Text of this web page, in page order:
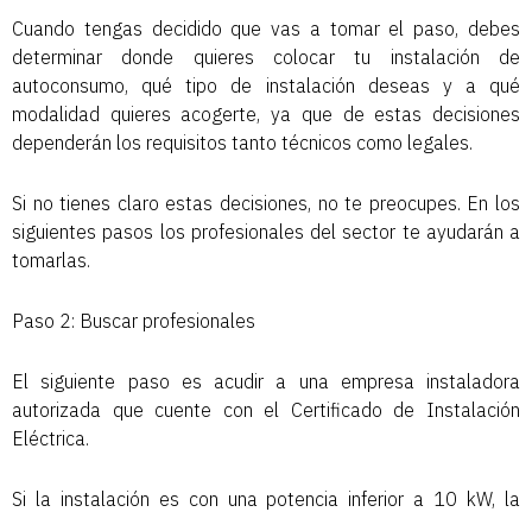
Cuando tengas decidido que vas a tomar el paso, debes
determinar donde quieres colocar tu instalación de
autoconsumo, qué tipo de instalación deseas y a qué
modalidad quieres acogerte, ya que de estas decisiones
dependerán los requisitos tanto técnicos como legales.
Si no tienes claro estas decisiones, no te preocupes. En los
siguientes pasos los profesionales del sector te ayudarán a
tomarlas.
Paso 2: Buscar profesionales
El siguiente paso es acudir a una empresa instaladora
autorizada que cuente con el Certificado de Instalación
Eléctrica.
Si la instalación es con una potencia inferior a 10 kW, la